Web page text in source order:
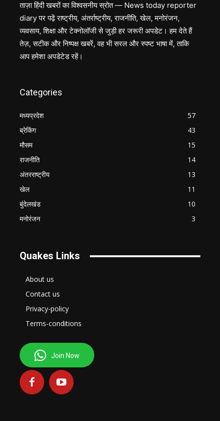
ताज़ा हिंदी खबरों का विश्वसनीय स्रोत — News today reporter
diary पर पढ़ें राष्ट्रीय, अंतर्राष्ट्रीय, राजनीति, खेल, मनोरंजन,
व्यवसाय, शिक्षा और टेक्नोलॉजी से जुड़ी हर जरूरी अपडेट। हम देते हैं
तेज़, सटीक और निष्पक्ष खबरें, वह भी सरल और स्पष्ट भाषा में, ताकि
आप हमेशा अपडेटेड रहें।
Categories
मध्यप्रदेश
57
ब्रेकिंग
43
मौसम
15
राजनीति
14
अंतरराष्ट्रीय
13
खेल
11
बुंदेलखंड
10
मनोरंजन
3
Quakes Links
About us
Contact us
Privacy-policy
Terms-conditions
Join Now